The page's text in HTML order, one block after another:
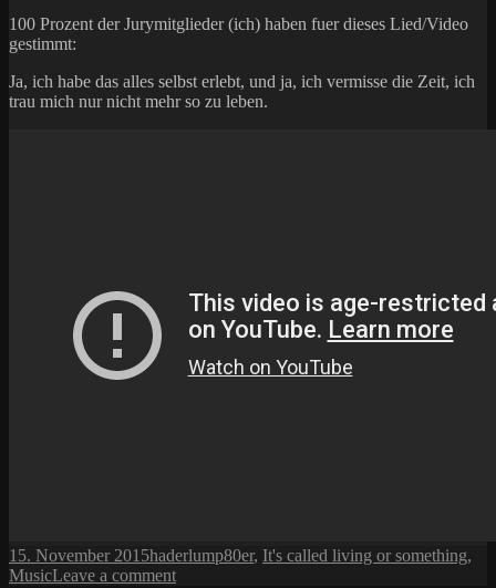
mir
100 Prozent der Jurymitglieder (ich) haben fuer dieses Lied/Video
gestimmt:
Ja, ich habe das alles selbst erlebt, und ja, ich vermisse die Zeit, ich
trau mich nur nicht mehr so zu leben.
Posted
on
15. November 2015Author
haderlumpCategories
80er, It's called living or something,
MusicLeave a commenton